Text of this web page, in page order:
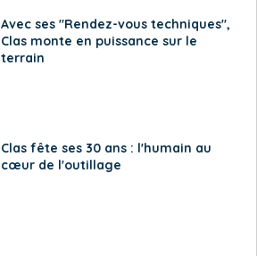
Avec ses "Rendez-vous techniques",
Clas monte en puissance sur le
terrain
Clas fête ses 30 ans : l'humain au
cœur de l'outillage